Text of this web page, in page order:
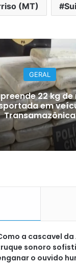
(MT)
a cascavel
sonoro
o ouvido